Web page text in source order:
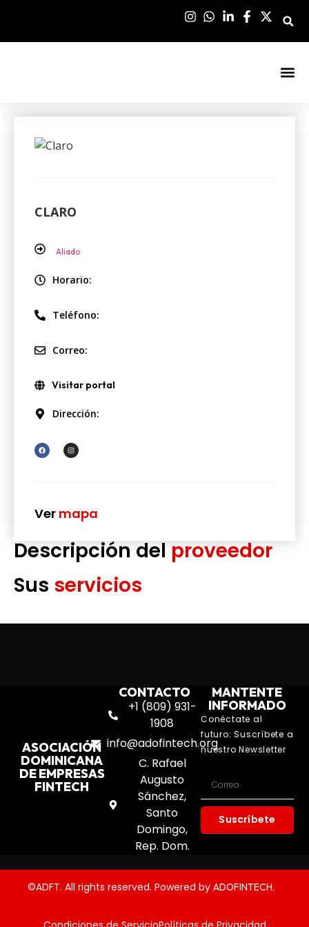
CLARO
Aliado
Horario:
Teléfono:
Correo:
Visitar portal
Dirección:
Ver mapa
Descripción delproveedor
Sus servicios
ASOCIACIÓN
DOMINICANA
DE EMPRESAS
FINTECH
CONTACTO
+1 (809) 931-
1908
info@adofintech.org
C. Rafael
Augusto
Sánchez,
Santo
Domingo,
Rep. Dom.
MANTENTE
INFORMADO
Conéctate al
futuro: Suscríbete a
nuestro Newsletter
Suscríbete
©ADFT. All rights reserved. Powered by ADOFINTECH.